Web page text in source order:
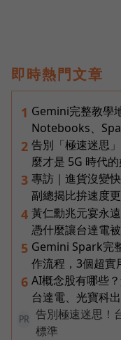
即時熱門文章
1 Gemini完整教學
Notebooks、
2 告別「極速迷思
麼才是 5G 時代的
3 專訪｜進貨沒變
副總揭比拚速度
4 黃仁勳兆元宴永
憑什麼讓台達電
5 Gemini Spark完
作流程，3個超實
6 AI概念股有哪些
台達電、光寶科
PR
告別極速迷思！
標準